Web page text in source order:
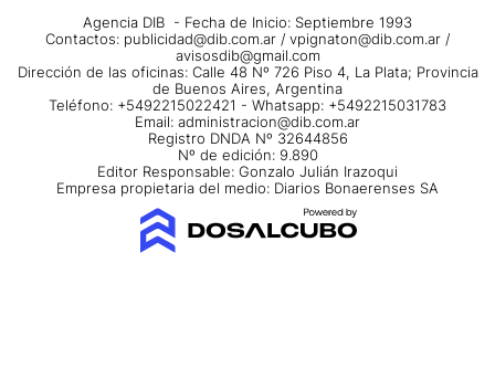
Agencia DIB - Fecha de Inicio: Septiembre 1993
Contactos: publicidad@dib.com.ar / vpignaton@dib.com.ar /
avisosdib@gmail.com
Dirección de las oficinas: Calle 48 Nº 726 Piso 4, La Plata; Provincia
de Buenos Aires, Argentina
Teléfono: +5492215022421 - Whatsapp: +5492215031783
Email: administracion@dib.com.ar
Registro DNDA Nº 32644856
Nº de edición: 9.890
Editor Responsable: Gonzalo Julián Irazoqui
Empresa propietaria del medio: Diarios Bonaerenses SA